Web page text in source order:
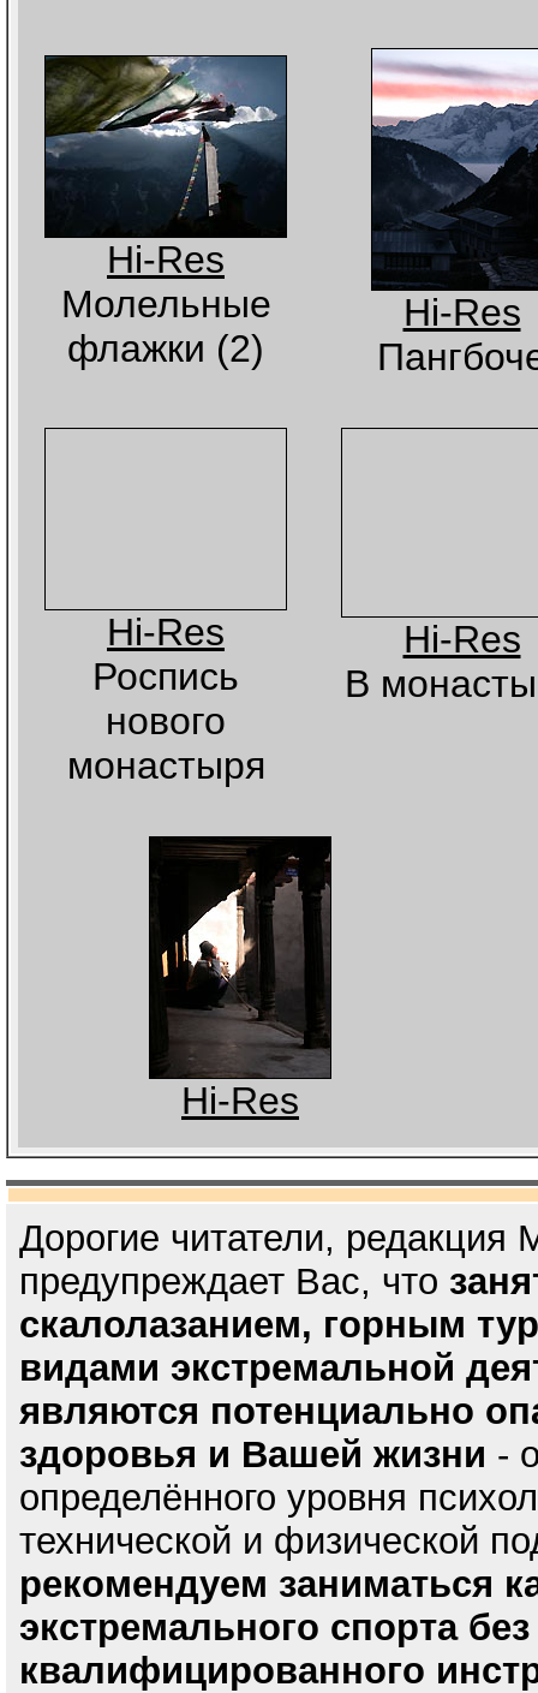
Hi-Res
Молельные
флажки (2)
Hi-Res
Hi-Res
Роспись
нового
монастыря
Hi-Res
В
Hi-Res
Дорогие читатели, редакция
предупреждает Вас, что
скалолазанием, горным
видами экстремальной
являются потенциально
здоровья и Вашей жизни -
определённого уровня
технической и физической
рекомендуем заниматься
экстремального спорта
квалифицированного